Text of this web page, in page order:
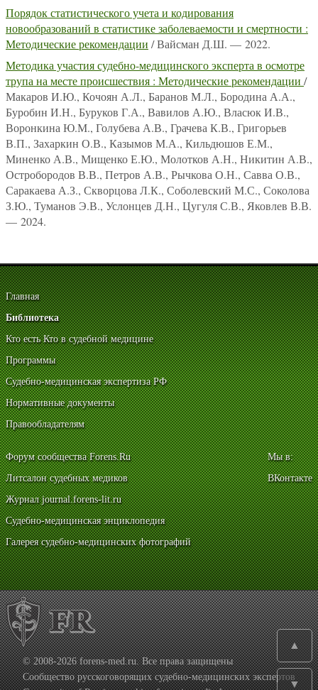
Порядок статистического учета и кодирования
новообразований в статистике заболеваемости и смертности :
Методические рекомендации / Вайсман Д.Ш. — 2022.
Методика участия судебно-медицинского эксперта в осмотре
трупа на месте происшествия : Методические рекомендации /
Макаров И.Ю., Кочоян А.Л., Баранов М.Л., Бородина А.А.,
Буробин И.Н., Буруков Г.А., Вавилов А.Ю., Власюк И.В.,
Воронкина Ю.М., Голубева А.В., Грачева К.В., Григорьев
В.П., Захаркин О.В., Казымов М.А., Кильдюшов Е.М.,
Миненко А.В., Мищенко Е.Ю., Молотков А.Н., Никитин А.В.,
Остробородов В.В., Петров А.В., Рычкова О.Н., Савва О.В.,
Саракаева А.З., Скворцова Л.К., Соболевский М.С., Соколова
З.Ю., Туманов Э.В., Услонцев Д.Н., Цугуля С.В., Яковлев В.В.
— 2024.
Главная
Библиотека
Кто есть Кто в судебной медицине
Программы
Судебно-медицинская экспертиза РФ
Нормативные документы
Правообладателям
Форум сообщества Forens.Ru
Литсалон судебных медиков
Журнал journal.forens-lit.ru
Судебно-медицинская энциклопедия
Галерея судебно-медицинских фотографий
Мы в:
ВКонтакте
© 2008-2026 forens-med.ru. Все права защищены
Сообщество русскоговорящих судебно-медицинских экспертов
▲
▼